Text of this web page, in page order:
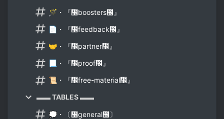
🪄・『᲼boosters᲼』
📄・『᲼feedback᲼』
🤝・『᲼partner᲼』
📃・『᲼proof᲼』
📜・『᲼free-material᲼』
▬▬ TABLES ▬▬
💭・〔᲼general᲼〕